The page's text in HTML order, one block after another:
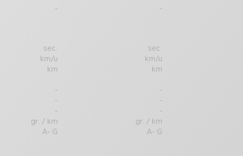
-
sec.
km/u
km
-
-
-
gr. / km
A- G
-
sec.
km/u
km
-
-
-
gr. / km
A- G